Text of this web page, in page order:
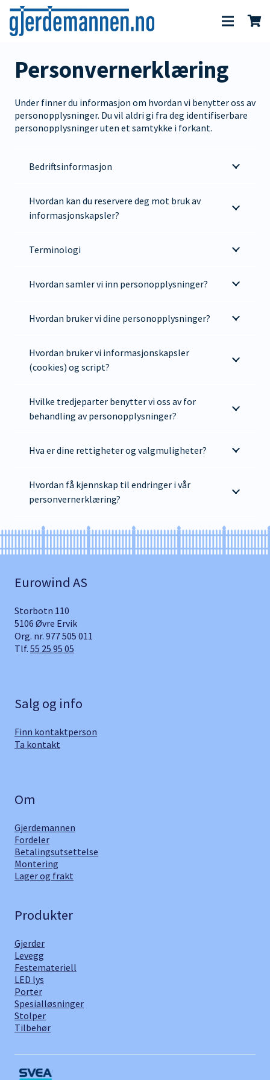
Personvernerklæring
Under finner du informasjon om hvordan vi benytter oss av
personopplysninger. Du vil aldri gi fra deg identifiserbare
personopplysninger uten et samtykke i forkant.
Bedriftsinformasjon
Hvordan kan du reservere deg mot bruk av
informasjonskapsler?
Terminologi
Hvordan samler vi inn personopplysninger?
Hvordan bruker vi dine personopplysninger?
Hvordan bruker vi informasjonskapsler
(cookies) og script?
Hvilke tredjeparter benytter vi oss av for
behandling av personopplysninger?
Hva er dine rettigheter og valgmuligheter?
Hvordan få kjennskap til endringer i vår
personvernerklæring?
Eurowind AS
Storbotn 110
5106 Øvre Ervik
Org. nr. 977 505 011
Tlf. 55 25 95 05
Salg og info
Finn kontaktperson
Ta kontakt
Om
Gjerdemannen
Fordeler
Betalingsutsettelse
Montering
Lager og frakt
Produkter
Gjerder
Levegg
Festemateriell
LED lys
Porter
Spesialløsninger
Stolper
Tilbehør